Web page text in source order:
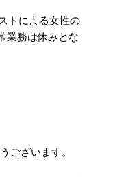
トによる女性の
業務は休みとな
ございます。